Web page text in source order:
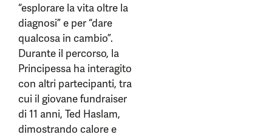
“esplorare la vita oltre la
diagnosi” e per “dare
qualcosa in cambio”.
Durante il percorso, la
Principessa ha interagito
con altri partecipanti, tra
cui il giovane fundraiser
di 11 anni, Ted Haslam,
dimostrando calore e